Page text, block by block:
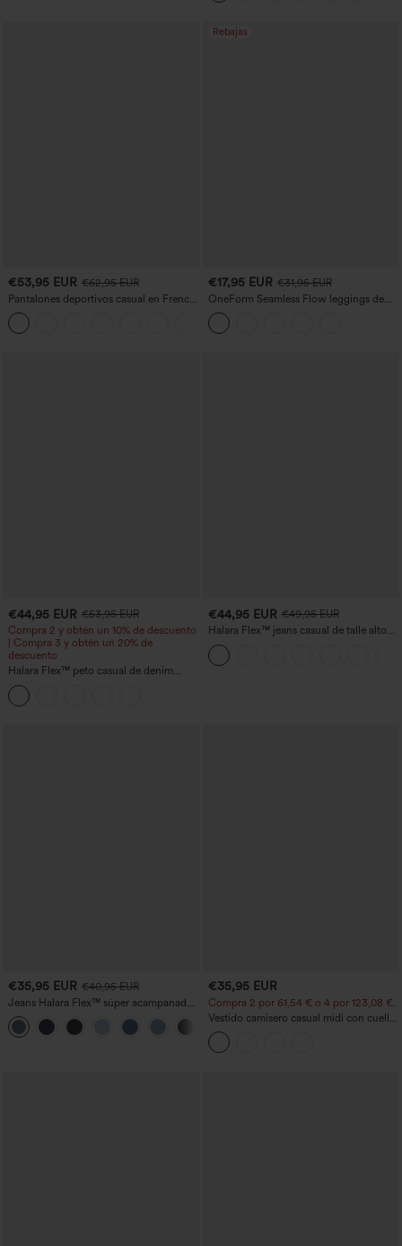
€53,95 EUR €62,95 EUR
Pantalones deportivos casual en French
terry con estampado denim, tiro medio,
estilo jeans y bolsillos
Rebajas
€17,95 EUR €31,95 EUR
OneForm Seamless Flow leggings de
yoga de talle alto con control abdominal
y realce de glúteos
€44,95 EUR €53,95 EUR
Compra 2 y obtén un 10% de descuento
| Compra 3 y obtén un 20% de
descuento
Halara Flex™ peto casual de denim
lavado con escote cuadrado y bolsillos
€44,95 EUR €49,95 EUR
Halara Flex™ jeans casual de talle alto
con bolsillos, pierna recta y lavados
€35,95 EUR €40,95 EUR
Jeans Halara Flex™ súper acampanado
elástico lavado bolsillo cruzado tiro alto
€35,95 EUR
Compra 2 por 61,54 € o 4 por 123,08 €.
Vestido camisero casual midi con cuello,
mangas casquillo, cinturón, dobladillo
curvo con abertura y bolsillos